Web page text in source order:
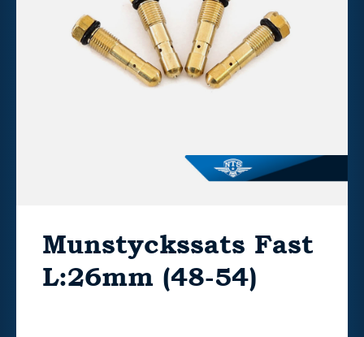
Munstyckssats Fast
L:26mm (48-54)